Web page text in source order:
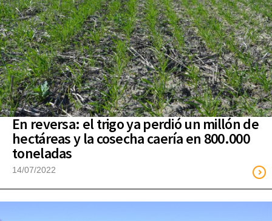
En reversa: el trigo ya perdió un millón de
hectáreas y la cosecha caería en 800.000
toneladas
14/07/2022